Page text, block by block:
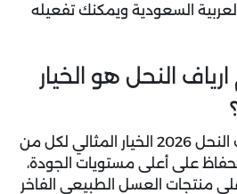
السعودية ويمكنك تفعيله
النحل هو الخيار
2026
الخيار المثالي لكل من
على أعلى مستويات الجودة،
منتجات العسل الطبيعي الفاخر